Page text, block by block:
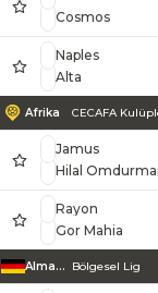
Cosmos
Naples
Alta
Afrika
Jamus
Hilal
Rayon
Gor Mahia
Almanya Bölgesel Lig